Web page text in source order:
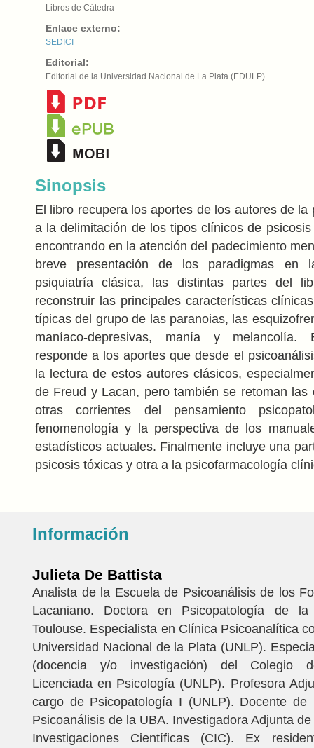
Libros de Cátedra
Enlace externo:
SEDICI
Editorial:
Editorial de la Universidad Nacional de La Plata (EDULP)
Sinopsis
El libro recupera los aportes de los autores de la
a la delimitación de los tipos clínicos de
encontrando en la atención del padecimiento
breve presentación de los paradigmas en
psiquiatría clásica, las distintas partes del
reconstruir las principales características
típicas del grupo de las paranoias, las
maníaco-depresivas, manía y melancolía.
responde a los aportes que desde el
la lectura de estos autores clásicos,
de Freud y Lacan, pero también se retoman las
otras corrientes del pensamiento
fenomenología y la perspectiva de los
estadísticos actuales. Finalmente incluye una
psicosis tóxicas y otra a la psicofarmacología
Información
Julieta De Battista
Analista de la Escuela de Psicoanálisis de los
Lacaniano. Doctora en Psicopatología de
Toulouse. Especialista en Clínica Psicoanalítica
Universidad Nacional de la Plata (UNLP).
(docencia y/o investigación) del Colegio
Licenciada en Psicología (UNLP). Profesora
cargo de Psicopatología I (UNLP). Docente de
Psicoanálisis de la UBA. Investigadora Adjunta
Investigaciones Científicas (CIC). Ex